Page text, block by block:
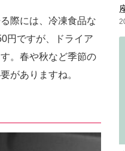
際には、冷凍食品な
円ですが、ドライア
。春や秋など季節の
がありますね。